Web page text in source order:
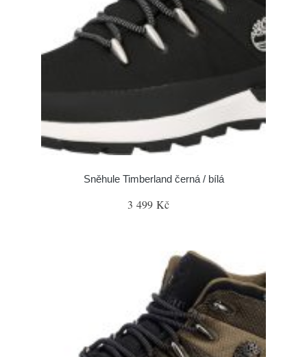
Sněhule Timberland černá / bílá
3 499 Kč